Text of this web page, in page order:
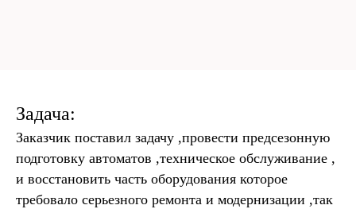
Задача:
Заказчик поставил задачу ,провести предсезонную
подготовку автоматов ,техническое обслуживание ,
и восстановить часть оборудования которое
требовало серьезного ремонта и модернизации ,так